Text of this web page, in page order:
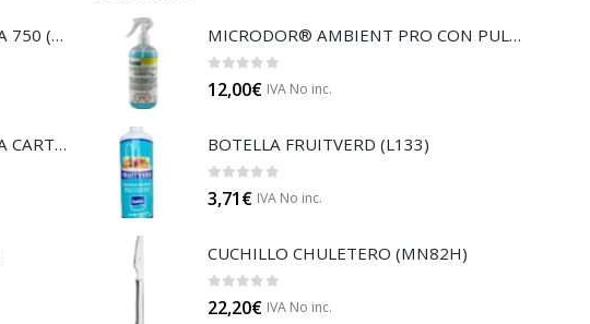
ENSALADERA REDONDA NEGRA 750 (E132N)
ENSALADERA REDONDA NEGRA CARTÓN 500 (E130N)
MICRODOR® AMBIENT PRO CON PULVERIZADOR (LB08)
0 out of 5
12,00€ IVA No inc.
BOTELLA FRUITVERD (L133)
0 out of 5
3,71€ IVA No inc.
CUCHILLO CHULETERO (MN82H)
0 out of 5
22,20€ IVA No inc.